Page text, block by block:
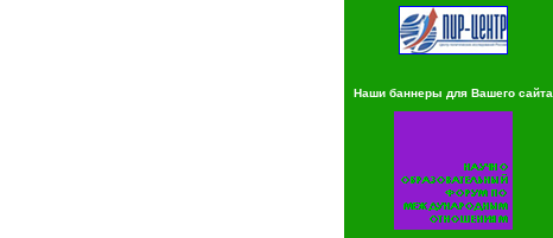
Наши баннеры для Вашего сайта